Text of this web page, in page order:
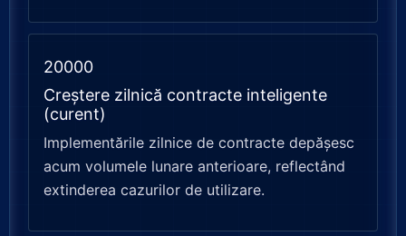
20000
Creștere zilnică contracte inteligente
(curent)
Implementările zilnice de contracte depășesc
acum volumele lunare anterioare, reflectând
extinderea cazurilor de utilizare.